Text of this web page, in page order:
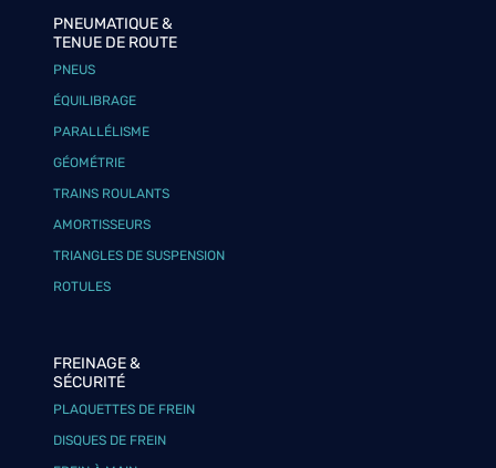
PNEUMATIQUE &
TENUE DE ROUTE
PNEUS
ÉQUILIBRAGE
PARALLÉLISME
GÉOMÉTRIE
TRAINS ROULANTS
AMORTISSEURS
TRIANGLES DE SUSPENSION
ROTULES
FREINAGE &
SÉCURITÉ
PLAQUETTES DE FREIN
DISQUES DE FREIN